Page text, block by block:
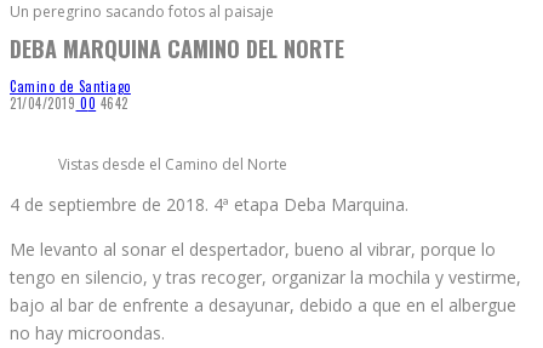
Un peregrino sacando fotos al paisaje
DEBA MARQUINA CAMINO DEL NORTE
Camino de Santiago
21/04/2019 00 4642
Vistas desde el Camino del Norte
4 de septiembre de 2018. 4ª etapa Deba Marquina.
Me levanto al sonar el despertador, bueno al vibrar, porque lo
tengo en silencio, y tras recoger, organizar la mochila y vestirme,
bajo al bar de enfrente a desayunar, debido a que en el albergue
no hay microondas.